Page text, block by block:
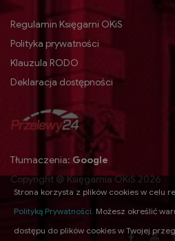
Regulamin Księgarni OKiS
Polityka prywatności
Klauzula RODO
Deklaracja dostępności
Tłumaczenia: Google
Copyright @ Księgarnia OKiS 2026
Strona korzysta z plików cookies w celu
Polityką Prywatności. Możesz określić
dostępu do plików cookies w Twojej